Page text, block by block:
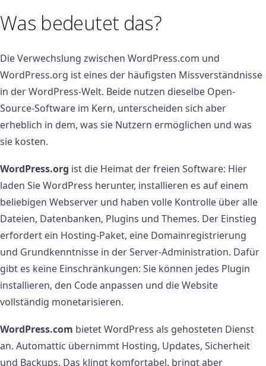
Was bedeutet das?
Die Verwechslung zwischen WordPress.com und
WordPress.org ist eines der häufigsten Missverständnisse
in der WordPress-Welt. Beide nutzen dieselbe Open-
Source-Software im Kern, unterscheiden sich aber
erheblich in dem, was sie Nutzern ermöglichen und was
sie kosten.
WordPress.org ist die Heimat der freien Software: Hier
laden Sie WordPress herunter, installieren es auf einem
beliebigen Webserver und haben volle Kontrolle über alle
Dateien, Datenbanken, Plugins und Themes. Der Einstieg
erfordert ein Hosting-Paket, eine Domainregistrierung
und Grundkenntnisse in der Server-Administration. Dafür
gibt es keine Einschränkungen: Sie können jedes Plugin
installieren, den Code anpassen und die Website
vollständig monetarisieren.
WordPress.com bietet WordPress als gehosteten Dienst
an. Automattic übernimmt Hosting, Updates, Sicherheit
und Backups. Das klingt komfortabel, bringt aber